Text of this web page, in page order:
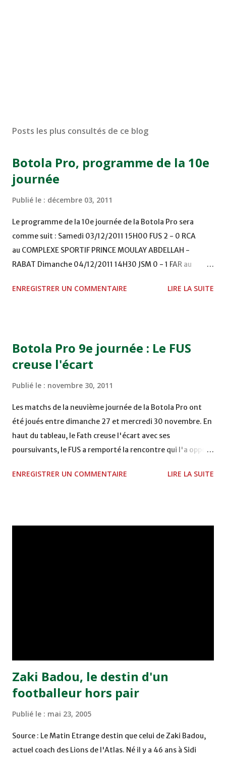
Posts les plus consultés de ce blog
Botola Pro, programme de la 10e
journée
Publié le : décembre 03, 2011
Le programme de la 10e journée de la Botola Pro sera
comme suit : Samedi 03/12/2011 15H00 FUS 2 - 0 RCA
au COMPLEXE SPORTIF PRINCE MOULAY ABDELLAH -
RABAT Dimanche 04/12/2011 14H30 JSM 0 - 1 FAR au
TERRAIN EL ABDI - EL JADIDA 16h30 OCK 0 - 1 HUSA
Mardi 06/12/2011 15H00 WAF - OCS au COMPLEXE SPORTIF
DE FES - FES WAC - MAS Reporté pour cause de finale de la
ENREGISTRER UN COMMENTAIRE LIRE LA SUITE
Botola Pro 9e journée : Le FUS
creuse l'écart
Publié le : novembre 30, 2011
Les matchs de la neuvième journée de la Botola Pro ont
été joués entre dimanche 27 et mercredi 30 novembre. En
haut du tableau, le Fath creuse l'écart avec ses
poursuivants, le FUS a remporté la rencontre qui l'a opposé
2, Badr Kachani a ouvert la marque à la 38e pour les
ENREGISTRER UN COMMENTAIRE LIRE LA SUITE
Zaki Badou, le destin d'un
footballeur hors pair
Publié le : mai 23, 2005
Source : Le Matin Etrange destin que celui de Zaki Badou,
actuel coach des Lions de l'Atlas. Né il y a 46 ans à Sidi